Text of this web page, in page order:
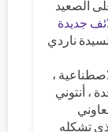
الصعيد
ناردي
،
، أنتوني
جهد تعاوني
تشكله